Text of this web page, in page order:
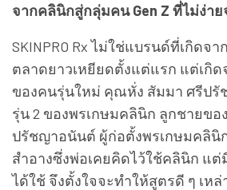
จากคลินิกสู่กลุ่มคน Gen Z ที่ไม่ง่าย
SKINPRO Rx ไม่ใช่แบรนด์ที่เกิดจ
ตลาดยาวเหยียดตั้งแต่แรก แต่เกิด
ของคนรุ่นใหม่ คุณหั่ง สัมมา ศรีป
รุ่น 2 ของพรเกษมคลินิก ลูกชายข
ปรัชญาอนันต์ ผู้ก่อตั้งพรเกษมคลินิ
สำอางซึ่งพ่อเคยคิดไว้ใช้คลินิก แ
ได้ใช้ จึงตั้งใจจะทำให้สูตรดี ๆ เห